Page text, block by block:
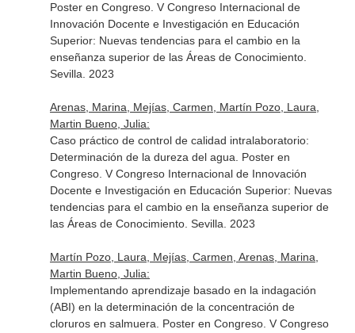
Poster en Congreso. V Congreso Internacional de
Innovación Docente e Investigación en Educación
Superior: Nuevas tendencias para el cambio en la
enseñanza superior de las Áreas de Conocimiento.
Sevilla. 2023
Arenas, Marina, Mejías, Carmen, Martín Pozo, Laura,
Martin Bueno, Julia:
Caso práctico de control de calidad intralaboratorio:
Determinación de la dureza del agua. Poster en
Congreso. V Congreso Internacional de Innovación
Docente e Investigación en Educación Superior: Nuevas
tendencias para el cambio en la enseñanza superior de
las Áreas de Conocimiento. Sevilla. 2023
Martín Pozo, Laura, Mejías, Carmen, Arenas, Marina,
Martin Bueno, Julia:
Implementando aprendizaje basado en la indagación
(ABI) en la determinación de la concentración de
cloruros en salmuera. Poster en Congreso. V Congreso